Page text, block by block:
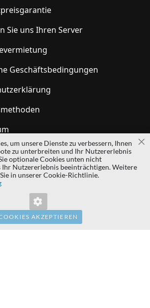
Sie uns Ihren Server
Geschäftsbedingungen
MS Development | All rights reserved
are properties of their respective
um unsere Dienste zu verbessern, Ihnen
zu unterbreiten und Ihr Nutzererlebnis
optionale Cookies unten nicht
Ihr Nutzererlebnis beeinträchtigen. Weitere
in unserer Cookie-Richtlinie.
AKZEPTIEREN